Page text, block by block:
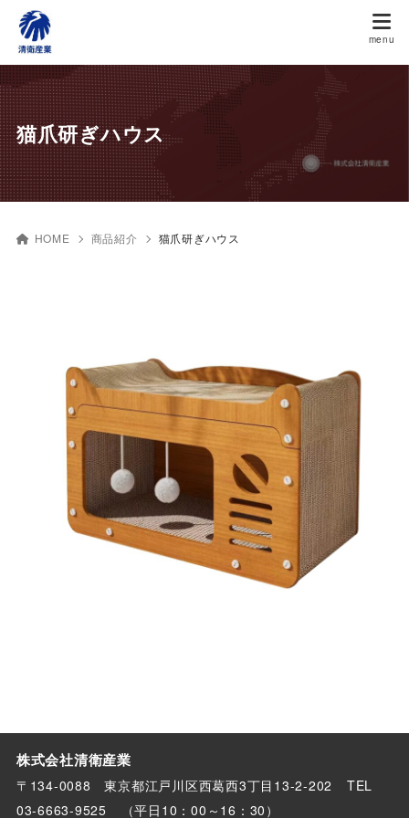
猫爪研ぎハウス
HOME 商品紹介 猫爪研ぎハウス
株式会社清衛産業
〒134-0088 東京都江戸川区西葛西3丁目13-2-202
TEL
03-6663-9525
（平日10：00～16：30）